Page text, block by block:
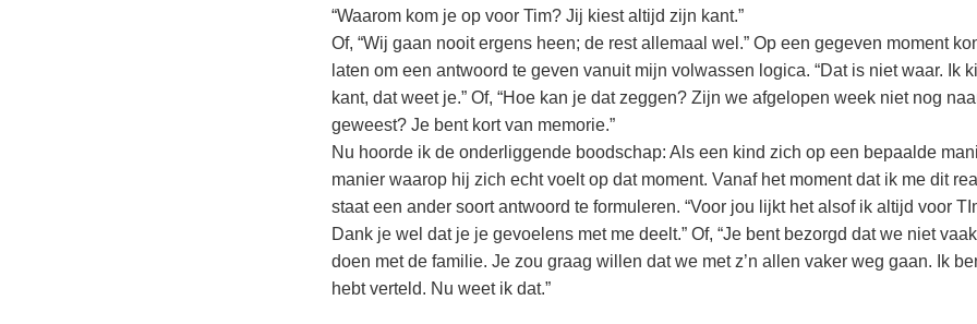
“Waarom kom je op voor Tim? Jij kiest altijd zijn kant.”
Of, “Wij gaan nooit ergens heen; de rest allemaal wel.” Op een gegeven moment
laten om een antwoord te geven vanuit mijn volwassen logica. “Dat is niet waar. Ik
kant, dat weet je.” Of, “Hoe kan je dat zeggen? Zijn we afgelopen week niet nog
geweest? Je bent kort van memorie.”
Nu hoorde ik de onderliggende boodschap: Als een kind zich op een bepaalde
manier waarop hij zich echt voelt op dat moment. Vanaf het moment dat ik me dit
staat een ander soort antwoord te formuleren. “Voor jou lijkt het alsof ik altijd voor
Dank je wel dat je je gevoelens met me deelt.” Of, “Je bent bezorgd dat we niet
doen met de familie. Je zou graag willen dat we met z’n allen vaker weg gaan. Ik
hebt verteld. Nu weet ik dat.”